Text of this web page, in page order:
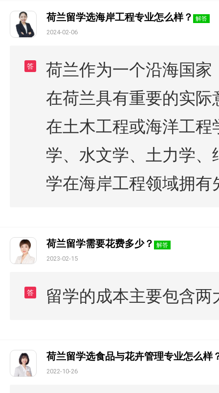
荷兰留学选海岸工程专业怎么样？ 解答
2024-02-06
答
荷兰作为一个沿海国
在荷兰具有重要的实
在土木工程或海洋工
学、水文学、土力学
学在海岸工程领域拥
荷兰留学需要花费多少？ 解答
2023-02-15
答 留学的成本主要包含
荷兰留学选食品与花卉管理专业怎么样
2022-10-26